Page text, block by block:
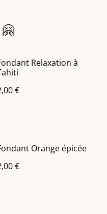
Relaxation à
€
Orange épicée
€